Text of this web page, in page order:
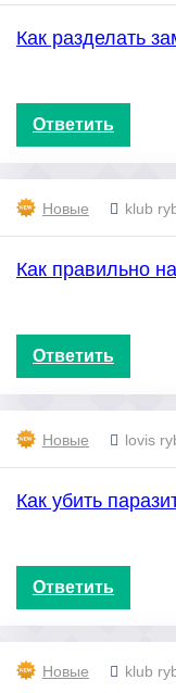
Как разделать
Ответить
Новые klub
Как правильно
Ответить
Новые lovis
Как убить
Ответить
Новые klub